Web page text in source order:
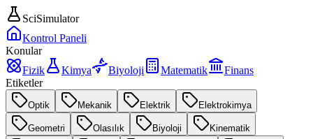
SciSimulator
Kontrol Paneli
Konular
Fizik
Kimya Biyoloji Matematik
Finans
Etiketler
Optik Mekanik Elektrik Elektrokimya
Geometri Olasılık Biyoloji Kinematik